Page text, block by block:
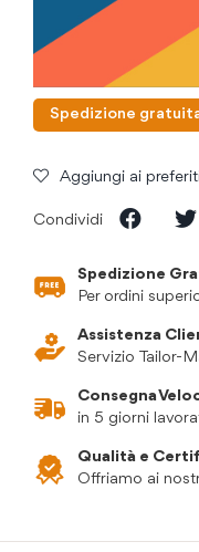
Spedizione
Aggiungi ai
Condividi
Spedizione
Per ordini
Assistenza
Servizio Tailor-
Consegna
in 5 giorni
Qualità e
Offriamo ai